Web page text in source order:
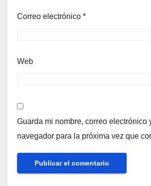
Correo electrónico *
Web
Guarda mi nombre, correo electrónico
navegador para la próxima vez que